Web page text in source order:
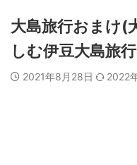
大島旅行おまけ(
しむ伊豆大島旅
2021年8月28日 2022